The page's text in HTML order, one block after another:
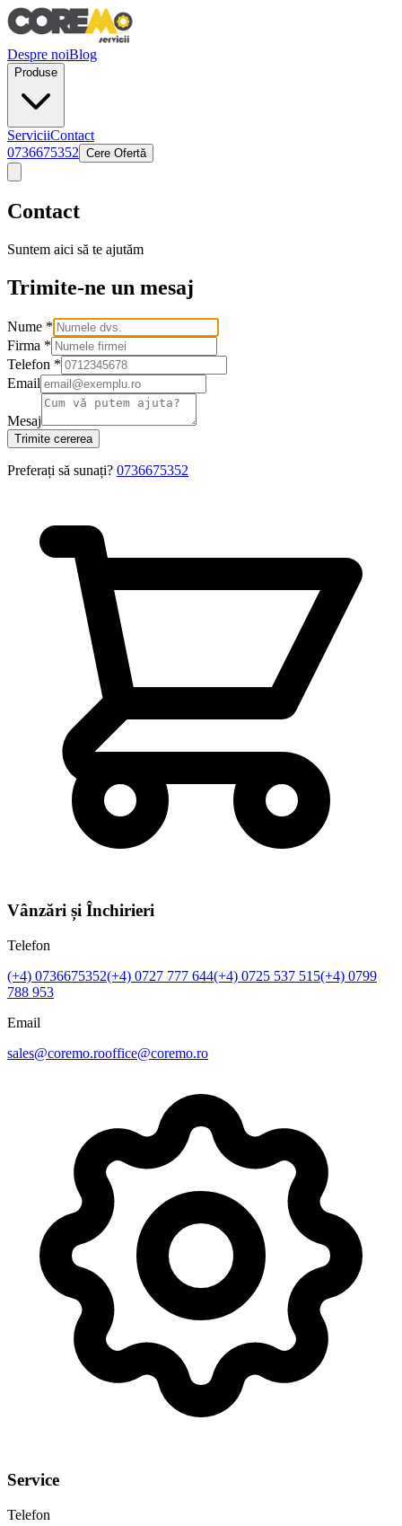
Despre noiBlog
Produse
ServiciiContact
0736675352 Cere Ofertă
Contact
Suntem aici să te ajutăm
Trimite-ne un mesaj
Nume *
Firma *
Telefon *
Email
Mesaj
Trimite cererea
Preferați să sunați? 0736675352
Vânzări și Închirieri
Telefon
(+4) 0736675352(+4) 0727 777 644(+4) 0725 537 515(+4) 0799
788 953
Email
sales@coremo.rooffice@coremo.ro
Service
Telefon